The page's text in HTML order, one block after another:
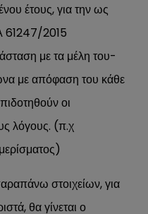
έτους, για την ως
61247/2015
με τα μέλη του-
με απόφαση του κάθε
οι
λόγους. (π.χ
στοιχείων, για
θα γίνεται ο